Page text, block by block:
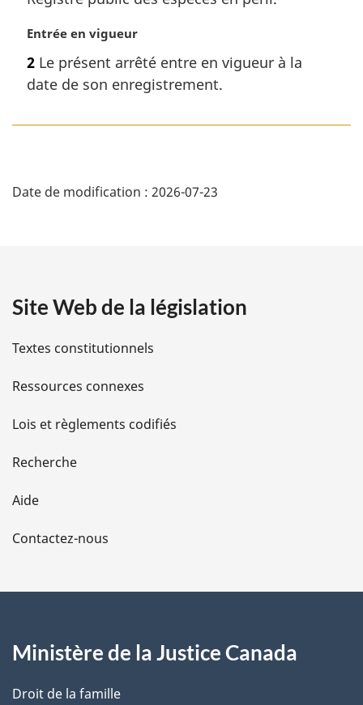
p
g
e
a
o
t
e
d
b
e
a
l
e
:
N
t
e
a
n
Entrée en vigueur
2 Le présent arrêté entre en vigueur à la
date de son enregistrement.
é
i
l
s
d
e
l
a
e
Date de modification : 2026-07-23
Site Web de la législation
Textes constitutionnels
Ressources connexes
Lois et règlements codifiés
Recherche
Aide
Contactez-nous
Ministère de la Justice Canada
Droit de la famille